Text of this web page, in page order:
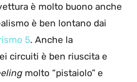
è molto buono anche
è ben lontano dai
5. Anche la
circuiti è ben riuscita e
molto “pistaiolo” e